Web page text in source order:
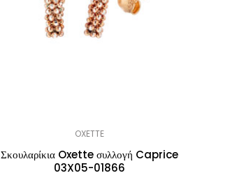
OXETTE
Σκουλαρίκια Oxette συλλογή Caprice
03X05-01866